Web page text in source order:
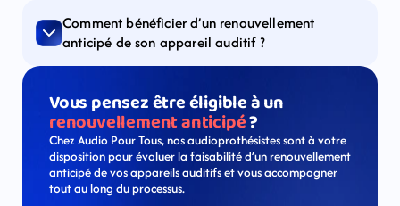
Comment bénéficier d’un renouvellement
anticipé de son appareil auditif ?
Vous pensez être éligible à un
renouvellement anticipé ?
Chez Audio Pour Tous, nos audioprothésistes sont à votre
disposition pour évaluer la faisabilité d’un renouvellement
anticipé de vos appareils auditifs et vous accompagner
tout au long du processus.